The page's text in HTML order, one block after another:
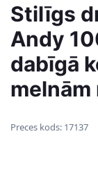
Stilīgs
Andy
dabīgā
melnām
Preces kods: 17137